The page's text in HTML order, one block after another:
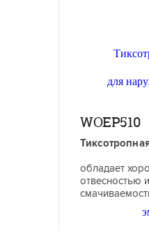
WOEP510
обладает
отвесностью